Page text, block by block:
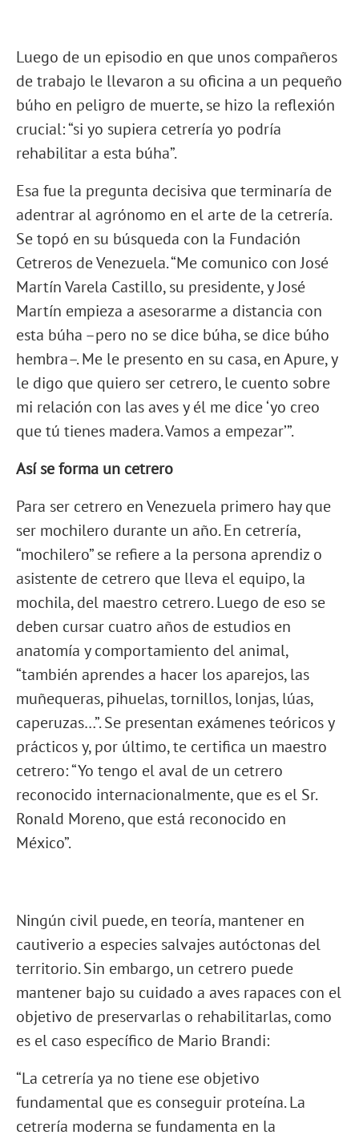
Luego de un episodio en que unos compañeros
de trabajo le llevaron a su oficina a un pequeño
búho en peligro de muerte, se hizo la reflexión
crucial: “si yo supiera cetrería yo podría
rehabilitar a esta búha”.
Esa fue la pregunta decisiva que terminaría de
adentrar al agrónomo en el arte de la cetrería.
Se topó en su búsqueda con la Fundación
Cetreros de Venezuela. “Me comunico con José
Martín Varela Castillo, su presidente, y José
Martín empieza a asesorarme a distancia con
esta búha –pero no se dice búha, se dice búho
hembra–. Me le presento en su casa, en Apure, y
le digo que quiero ser cetrero, le cuento sobre
mi relación con las aves y él me dice ‘yo creo
que tú tienes madera. Vamos a empezar’”.
Así se forma un cetrero
Para ser cetrero en Venezuela primero hay que
ser mochilero durante un año. En cetrería,
“mochilero” se refiere a la persona aprendiz o
asistente de cetrero que lleva el equipo, la
mochila, del maestro cetrero. Luego de eso se
deben cursar cuatro años de estudios en
anatomía y comportamiento del animal,
“también aprendes a hacer los aparejos, las
muñequeras, pihuelas, tornillos, lonjas, lúas,
caperuzas…”. Se presentan exámenes teóricos y
prácticos y, por último, te certifica un maestro
cetrero: “Yo tengo el aval de un cetrero
reconocido internacionalmente, que es el Sr.
Ronald Moreno, que está reconocido en
México”.
Ningún civil puede, en teoría, mantener en
cautiverio a especies salvajes autóctonas del
territorio. Sin embargo, un cetrero puede
mantener bajo su cuidado a aves rapaces con el
objetivo de preservarlas o rehabilitarlas, como
es el caso específico de Mario Brandi:
“La cetrería ya no tiene ese objetivo
fundamental que es conseguir proteína. La
cetrería moderna se fundamenta en la